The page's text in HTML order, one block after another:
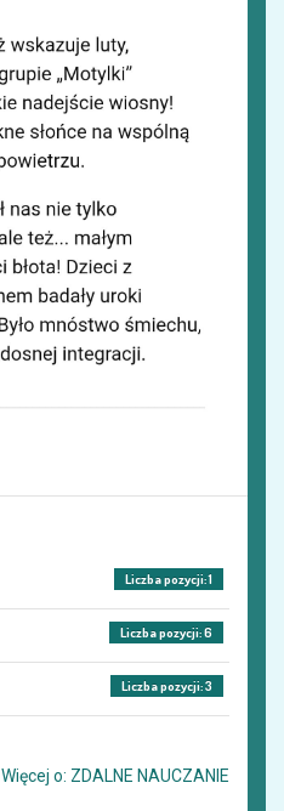
Liczba pozycji: 1
Liczba pozycji: 6
Liczba pozycji: 3
Więcej o: ZDALNE NAUCZANIE